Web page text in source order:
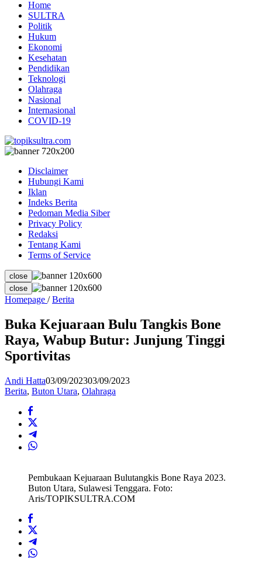
Home
SULTRA
Politik
Hukum
Ekonomi
Kesehatan
Pendidikan
Teknologi
Olahraga
Nasional
Internasional
COVID-19
Disclaimer
Hubungi Kami
Iklan
Indeks Berita
Pedoman Media Siber
Privacy Policy
Redaksi
Tentang Kami
Terms of Service
close
close
Homepage / Berita
Tangkis
Bone
Junjung
Tinggi
Buka Kejuaraan Bulu Tangkis Bone
Raya, Wabup Butur: Junjung Tinggi
Sportivitas
Andi Hatta03/09/202303/09/2023
Berita, Buton Utara, Olahraga
Pembukaan Kejuaraan Bulutangkis Bone Raya 2023.
Buton Utara, Sulawesi Tenggara. Foto:
Aris/TOPIKSULTRA.COM